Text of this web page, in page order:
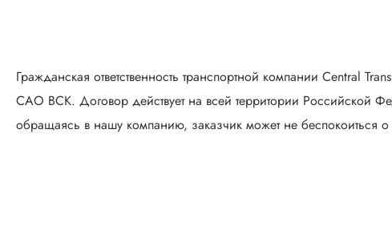
Гражданская ответственность транспортной компании Central
САО ВСК. Договор действует на всей территории Российской
обращаясь в нашу компанию, заказчик может не беспокоиться о